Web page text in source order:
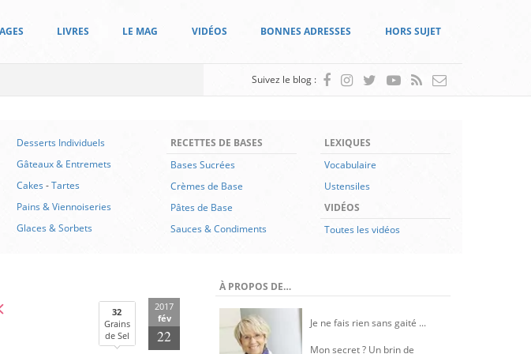
LIVRES LE MAG VIDÉOS BONNES ADRESSES HORS SUJET
Suivez le blog :
Desserts Individuels
Gâteaux & Entremets
Cakes -Tartes
Pains & Viennoiseries
Glaces & Sorbets
RECETTES DE BASES
Bases Sucrées
Crèmes de Base
Pâtes de Base
Sauces & Condiments
LEXIQUES
Vocabulaire
Ustensiles
VIDÉOS
Toutes les vidéos
32
Grains
de Sel
2017
fév
22
À PROPOS DE…
Je ne fais rien sans gaité ...
Mon secret ? Un brin de